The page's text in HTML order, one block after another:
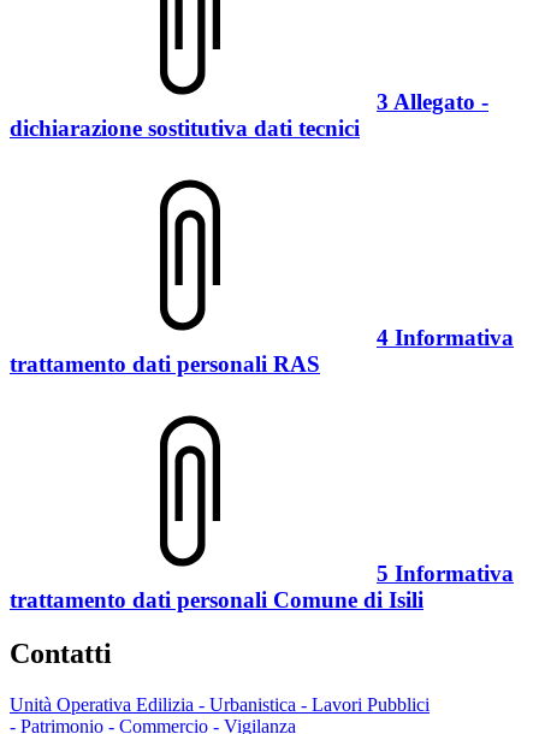
3 Allegato -
dichiarazione sostitutiva dati tecnici
4 Informativa
trattamento dati personali RAS
5 Informativa
trattamento dati personali Comune di Isili
Contatti
Unità Operativa Edilizia - Urbanistica - Lavori Pubblici
- Patrimonio - Commercio - Vigilanza